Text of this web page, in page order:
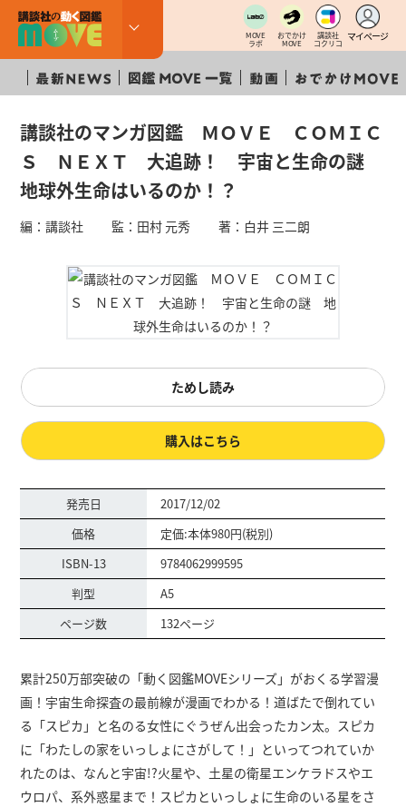
MOVE
ラボ
おでかけ
MOVE
講談社
コクリコ
マイページ
講談社のマンガ図鑑 ＭＯＶＥ ＣＯＭＩＣ
Ｓ ＮＥＸＴ 大追跡！ 宇宙と生命の謎
地球外生命はいるのか！？
編：講談社 監：田村 元秀 著：白井 三二朗
ためし読み
購入はこちら
発売日
2017/12/02
価格
定価:本体980円(税別)
ISBN-13
9784062999595
判型
A5
ページ数
132ページ
累計250万部突破の「動く図鑑MOVEシリーズ」がおくる学習漫
画！宇宙生命探査の最前線が漫画でわかる！道ばたで倒れてい
る「スピカ」と名のる女性にぐうぜん出会ったカン太。スピカ
に「わたしの家をいっしょにさがして！」といってつれていか
れたのは、なんと宇宙!?火星や、土星の衛星エンケラドスやエ
ウロパ、系外惑星まで！スピカといっしょに生命のいる星をさ